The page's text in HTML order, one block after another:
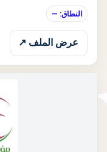
النطاق: —
عرض الملف ↗